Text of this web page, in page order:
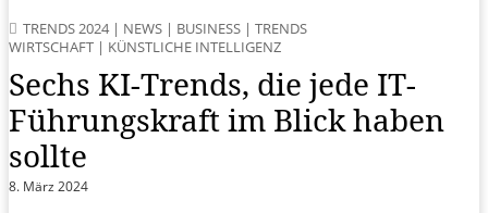
TRENDS 2024| NEWS | BUSINESS | TRENDS
WIRTSCHAFT | KÜNSTLICHE INTELLIGENZ
Sechs KI-Trends, die jede IT-
Führungskraft im Blick haben
sollte
8. März 2024